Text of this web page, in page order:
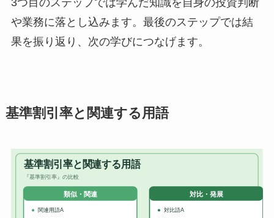
3つ目のステップでは学んだ知識を自身の投資判断
や業務に落とし込みます。最後のステップでは結
果を振り返り、次の学びにつなげます。
基準割引率と関連する用語